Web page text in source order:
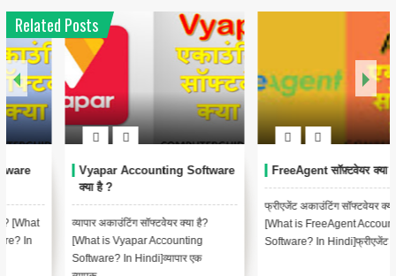
Related Posts
FreeAgent सॉफ़्टवेयर क्या है?
फ्रीएजेंट अकाउंटिंग सॉफ्टवेयर क्या है?
[What is FreeAgent Accounting
Software? In Hindi]फ्रीएजेंट एक...
NetSuite क्या है?
नेटसुइट क्या है? [What is NetSuite? In
Hindi]नेटसुइट एक व्यापक, क्लाउड-
आधारित एंटरप्राइज रिसोर्स प्ल...